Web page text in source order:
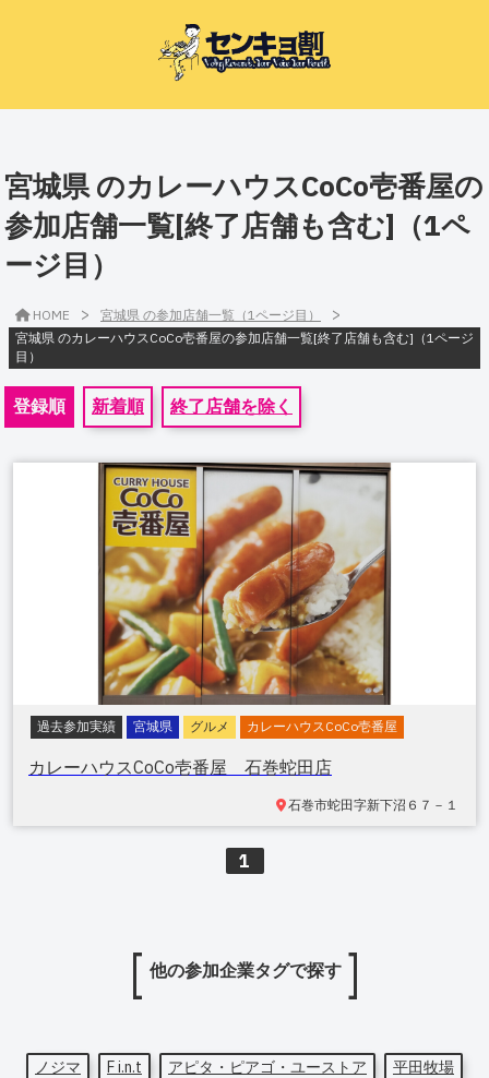
宮城県 のカレーハウスCoCo壱番屋の
参加店舗一覧[終了店舗も含む]（1ペ
ージ目）
HOME > 宮城県 の参加店舗一覧（1ページ目） >
宮城県 のカレーハウスCoCo壱番屋の参加店舗一覧[終了店舗も含む]（1ページ
目）
登録順 新着順 終了店舗を除く
過去参加実績 宮城県 グルメ カレーハウスCoCo壱番屋
カレーハウスCoCo壱番屋 石巻蛇田店
石巻市蛇田字新下沼 ６７－１
1
他の参加企業タグで探す
ノジマ F i.n.t アピタ・ピアゴ・ユーストア
平田牧場